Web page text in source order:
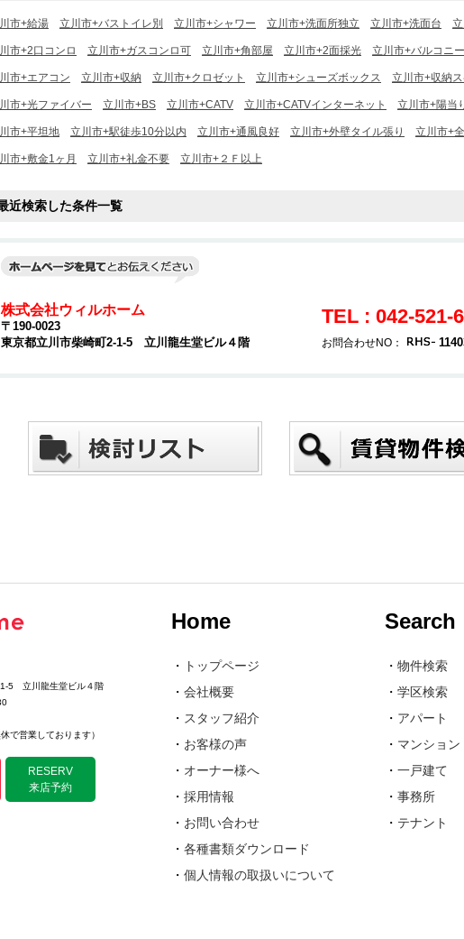
市+給湯 立川市+バストイレ別 立川市+シャワー 立川市+洗面所独立 立川市+洗面台
市+2口コンロ 立川市+ガスコンロ可 立川市+角部屋 立川市+2面採光 立川市+バルコニー
市+エアコン 立川市+収納 立川市+クロゼット 立川市+シューズボックス 立川市+収納
市+光ファイバー 立川市+BS 立川市+CATV 立川市+CATVインターネット 立川市+陽当
市+平坦地 立川市+駅徒歩10分以内 立川市+通風良好 立川市+外壁タイル張り 立川市+
市+敷金1ヶ月 立川市+礼金不要 立川市+２Ｆ以上
近検索した条件一覧
株式会社ウィルホーム
〒190-0023
東京都立川市柴崎町2-1-5 立川龍生堂ビル４階
TEL : 042-521-
お問合わせNO：
5 立川龍生堂ビル４階
で営業しております）
RESERV
来店予約
Home
・
トップページ
・ 会社概要
・ スタッフ紹介
・ お客様の声
・ オーナー様へ
・ 採用情報
・ お問い合わせ
・ 各種書類ダウンロード
・ 個人情報の取扱いについて
Search
・ 物件検索
・ 学区検索
・ アパート
・ マンション
・ 一戸建て
・ 事務所
・ テナント